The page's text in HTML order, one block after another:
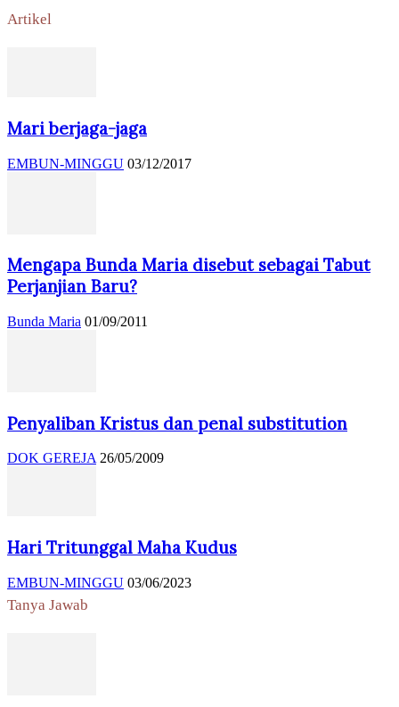
Artikel
Mari berjaga-jaga
EMBUN-MINGGU 03/12/2017
Mengapa Bunda Maria disebut sebagai Tabut
Perjanjian Baru?
Bunda Maria 01/09/2011
Penyaliban Kristus dan penal substitution
DOK GEREJA 26/05/2009
Hari Tritunggal Maha Kudus
EMBUN-MINGGU 03/06/2023
Tanya Jawab